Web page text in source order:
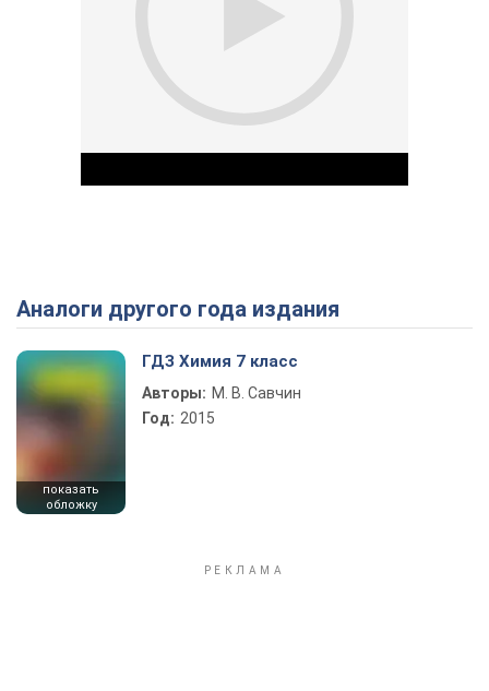
Play Video
Аналоги другого года издания
показать
обложку
ГДЗ Химия 7 класс
Авторы: М. В. Савчин
Год: 2015